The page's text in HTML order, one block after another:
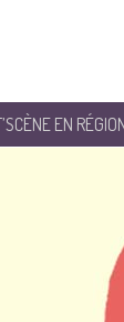
EN